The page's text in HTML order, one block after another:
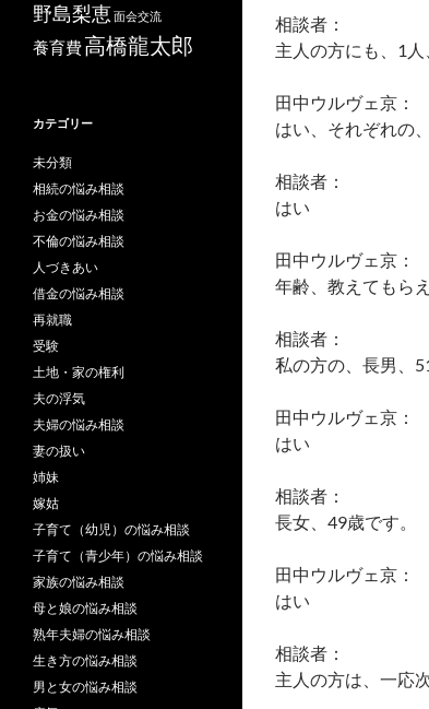
相談者：
主人の方にも、1
田中ウルヴェ京：
はい、それぞれの、
相談者：
はい
田中ウルヴェ京：
年齢、教えてもら
相談者：
私の方の、長男、51
田中ウルヴェ京：
はい
相談者：
長女、49歳です。
田中ウルヴェ京：
はい
相談者：
主人の方は、一応
野島梨恵面会交流
養育費高橋龍太郎
カテゴリー
未分類
相続の悩み相談
お金の悩み相談
不倫の悩み相談
人づきあい
借金の悩み相談
再就職
受験
土地・家の権利
夫の浮気
夫婦の悩み相談
妻の扱い
姉妹
嫁姑
子育て（幼児）の悩み相談
子育て（青少年）の悩み相談
家族の悩み相談
母と娘の悩み相談
熟年夫婦の悩み相談
生き方の悩み相談
男と女の悩み相談